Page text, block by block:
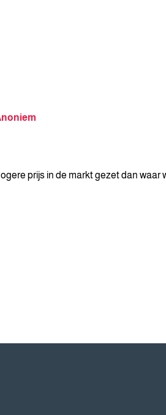
prijs in de markt gezet dan